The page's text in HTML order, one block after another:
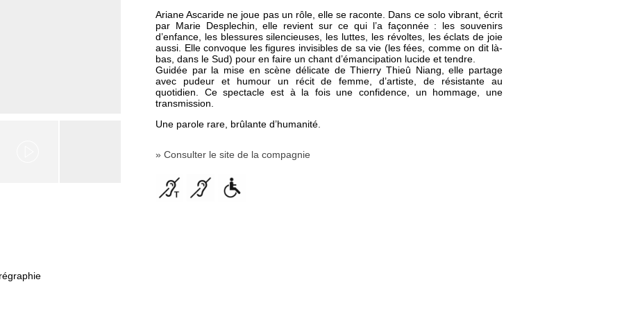
Ariane Ascaride ne joue pas un rôle, elle se raconte. Dans ce solo vibrant, écrit
par Marie Desplechin, elle revient sur ce qui l’a façonnée : les souvenirs
d’enfance, les blessures silencieuses, les luttes, les révoltes, les éclats de joie
aussi. Elle convoque les figures invisibles de sa vie (les fées, comme on dit là-
bas, dans le Sud) pour en faire un chant d’émancipation lucide et tendre.
Guidée par la mise en scène délicate de Thierry Thieû Niang, elle partage
avec pudeur et humour un récit de femme, d’artiste, de résistante au
quotidien. Ce spectacle est à la fois une confidence, un hommage, une
transmission.
Une parole rare, brûlante d’humanité.
» Consulter le site de la compagnie